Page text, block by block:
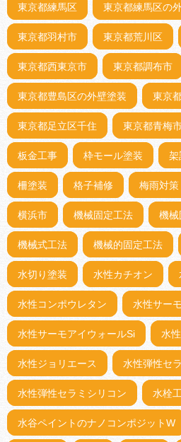
東京都練馬区 東京都練馬区の
東京都羽村市 東京都荒川区
東京都西東京市 東京都調布市
東京都豊島区の外壁塗装 東京
東京都足立区千住 東京都青梅
板金工事 枠モール塗装 架
柵塗装 格子補修 梅雨対策
横浜市 機械固定工法 機械
機械式工法 機械的固定工法
水切り塗装 水性カチオン
水性コンポウレタン 水性サー
水性サーモアイウォールSi 水
水性ジョリエース 水性弾性セ
水性弾性セラミシリコン 水栓
水谷ペイントのナノコンポジットW